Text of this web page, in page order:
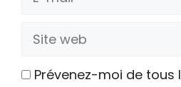
Site
Prévenez-moi de tous